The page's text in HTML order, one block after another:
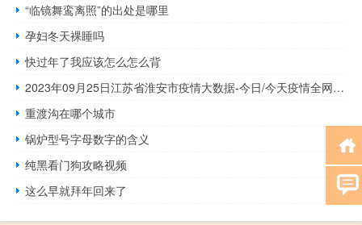
“临镜舞鸾离照”的出处是哪里
孕妇冬天裸睡吗
快过年了我应该怎么怎么背
2023年09月25日江苏省淮安市疫情大数据-今日/今天疫情全网搜索最新实时消息动态情况通知播报
重渡沟在哪个城市
锅炉型号字母数字的含义
纯黑看门狗攻略视频
这么早就拜年回来了